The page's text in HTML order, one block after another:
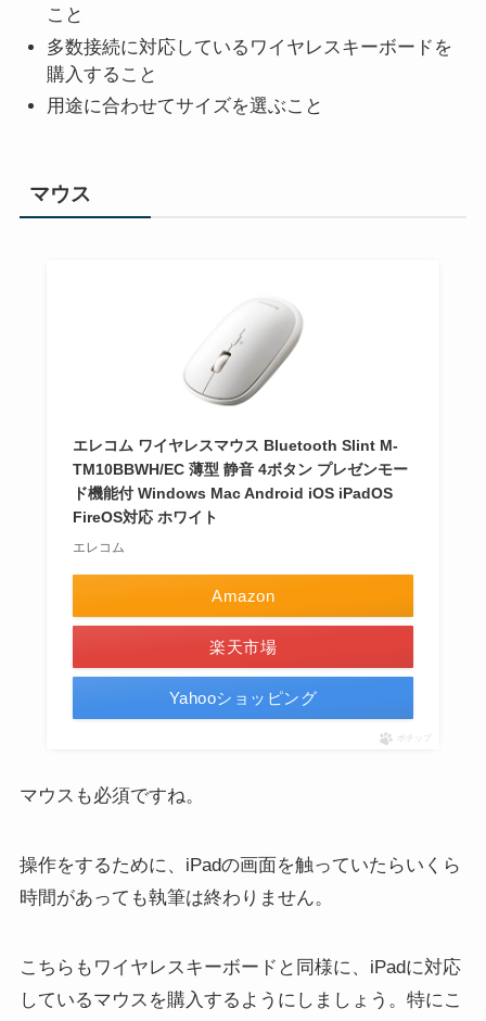
こと
多数接続に対応しているワイヤレスキーボードを
購入すること
用途に合わせてサイズを選ぶこと
マウス
エレコム ワイヤレスマウス Bluetooth Slint M-
TM10BBWH/EC 薄型 静音 4ボタン プレゼンモー
ド機能付 Windows Mac Android iOS iPadOS
FireOS対応 ホワイト
エレコム
Amazon
楽天市場
Yahooショッピング
ポチップ
マウスも必須ですね。
操作をするために、iPadの画面を触っていたらいくら
時間があっても執筆は終わりません。
こちらもワイヤレスキーボードと同様に、iPadに対応
しているマウスを購入するようにしましょう。特にこ